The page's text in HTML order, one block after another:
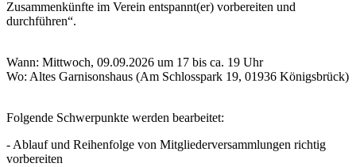
Zusammenkünfte im Verein entspannt(er) vorbereiten und
durchführen“.
Wann: Mittwoch, 09.09.2026 um 17 bis ca. 19 Uhr
Wo: Altes Garnisonshaus (Am Schlosspark 19, 01936 Königsbrück)
Folgende Schwerpunkte werden bearbeitet:
- Ablauf und Reihenfolge von Mitgliederversammlungen richtig
vorbereiten